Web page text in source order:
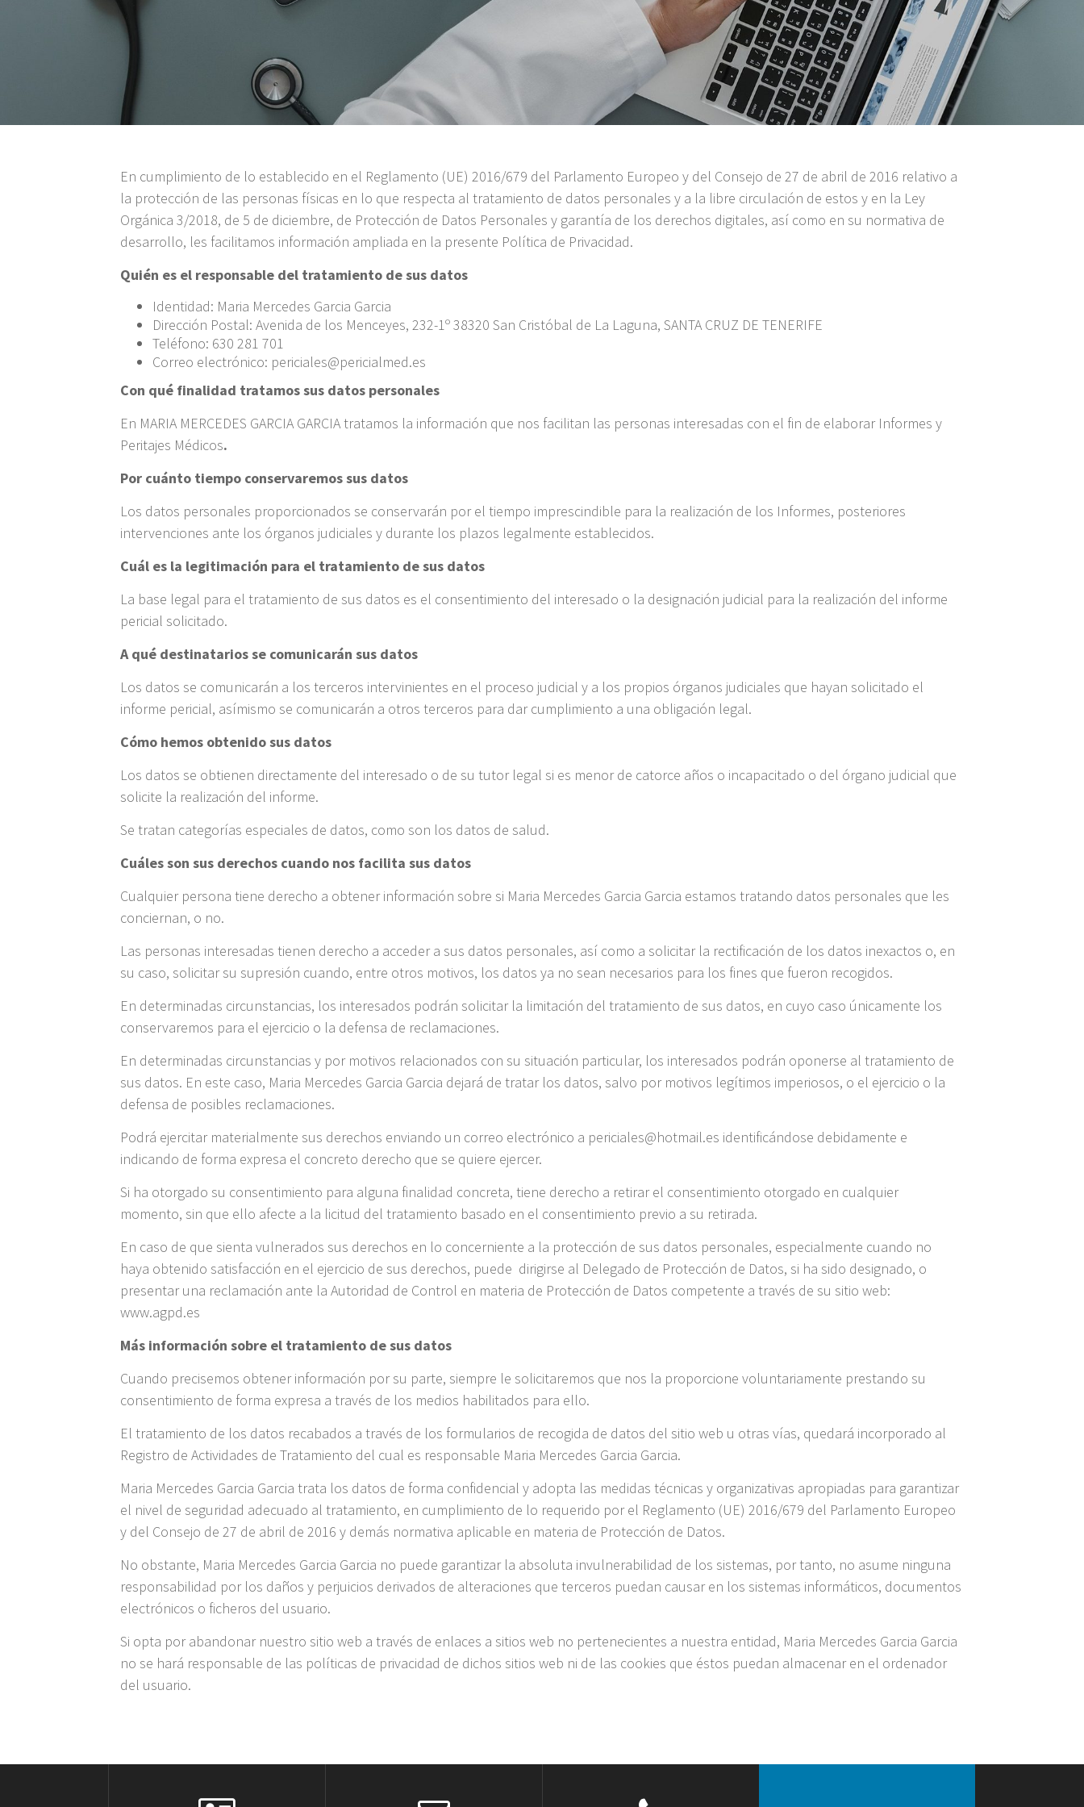
En cumplimiento de lo establecido en el Reglamento (UE) 2016/679 del Parlamento Europeo y del Consejo de 27 de abril de 2016 relativo a
la protección de las personas físicas en lo que respecta al tratamiento de datos personales y a la libre circulación de estos y en la Ley
Orgánica 3/2018, de 5 de diciembre, de Protección de Datos Personales y garantía de los derechos digitales, así como en su normativa de
desarrollo, les facilitamos información ampliada en la presente Política de Privacidad.
Quién es el responsable del tratamiento de sus datos
Identidad: Maria Mercedes Garcia Garcia
Dirección Postal: Avenida de los Menceyes, 232-1º 38320 San Cristóbal de La Laguna, SANTA CRUZ DE TENERIFE
Teléfono: 630 281 701
Correo electrónico: periciales@pericialmed.es
Con qué finalidad tratamos sus datos personales
En MARIA MERCEDES GARCIA GARCIA tratamos la información que nos facilitan las personas interesadas con el fin de elaborar Informes y
Peritajes Médicos.
Por cuánto tiempo conservaremos sus datos
Los datos personales proporcionados se conservarán por el tiempo imprescindible para la realización de los Informes, posteriores
intervenciones ante los órganos judiciales y durante los plazos legalmente establecidos.
Cuál es la legitimación para el tratamiento de sus datos
La base legal para el tratamiento de sus datos es el consentimiento del interesado o la designación judicial para la realización del informe
pericial solicitado.
A qué destinatarios se comunicarán sus datos
Los datos se comunicarán a los terceros intervinientes en el proceso judicial y a los propios órganos judiciales que hayan solicitado el
informe pericial, asímismo se comunicarán a otros terceros para dar cumplimiento a una obligación legal.
Cómo hemos obtenido sus datos
Los datos se obtienen directamente del interesado o de su tutor legal si es menor de catorce años o incapacitado o del órgano judicial que
solicite la realización del informe.
Se tratan categorías especiales de datos, como son los datos de salud.
Cuáles son sus derechos cuando nos facilita sus datos
Cualquier persona tiene derecho a obtener información sobre si Maria Mercedes Garcia Garcia estamos tratando datos personales que les
conciernan, o no.
Las personas interesadas tienen derecho a acceder a sus datos personales, así como a solicitar la rectificación de los datos inexactos o, en
su caso, solicitar su supresión cuando, entre otros motivos, los datos ya no sean necesarios para los fines que fueron recogidos.
En determinadas circunstancias, los interesados podrán solicitar la limitación del tratamiento de sus datos, en cuyo caso únicamente los
conservaremos para el ejercicio o la defensa de reclamaciones.
En determinadas circunstancias y por motivos relacionados con su situación particular, los interesados podrán oponerse al tratamiento de
sus datos. En este caso, Maria Mercedes Garcia Garcia dejará de tratar los datos, salvo por motivos legítimos imperiosos, o el ejercicio o la
defensa de posibles reclamaciones.
Podrá ejercitar materialmente sus derechos enviando un correo electrónico a periciales@hotmail.es identificándose debidamente e
indicando de forma expresa el concreto derecho que se quiere ejercer.
Si ha otorgado su consentimiento para alguna finalidad concreta, tiene derecho a retirar el consentimiento otorgado en cualquier
momento, sin que ello afecte a la licitud del tratamiento basado en el consentimiento previo a su retirada.
En caso de que sienta vulnerados sus derechos en lo concerniente a la protección de sus datos personales, especialmente cuando no
haya obtenido satisfacción en el ejercicio de sus derechos, puede dirigirse al Delegado de Protección de Datos, si ha sido designado, o
presentar una reclamación ante la Autoridad de Control en materia de Protección de Datos competente a través de su sitio web:
www.agpd.es
Más información sobre el tratamiento de sus datos
Cuando precisemos obtener información por su parte, siempre le solicitaremos que nos la proporcione voluntariamente prestando su
consentimiento de forma expresa a través de los medios habilitados para ello.
El tratamiento de los datos recabados a través de los formularios de recogida de datos del sitio web u otras vías, quedará incorporado al
Registro de Actividades de Tratamiento del cual es responsable Maria Mercedes Garcia Garcia.
Maria Mercedes Garcia Garcia trata los datos de forma confidencial y adopta las medidas técnicas y organizativas apropiadas para garantizar
el nivel de seguridad adecuado al tratamiento, en cumplimiento de lo requerido por el Reglamento (UE) 2016/679 del Parlamento Europeo
y del Consejo de 27 de abril de 2016 y demás normativa aplicable en materia de Protección de Datos.
No obstante, Maria Mercedes Garcia Garcia no puede garantizar la absoluta invulnerabilidad de los sistemas, por tanto, no asume ninguna
responsabilidad por los daños y perjuicios derivados de alteraciones que terceros puedan causar en los sistemas informáticos, documentos
electrónicos o ficheros del usuario.
Si opta por abandonar nuestro sitio web a través de enlaces a sitios web no pertenecientes a nuestra entidad, Maria Mercedes Garcia Garcia
no se hará responsable de las políticas de privacidad de dichos sitios web ni de las cookies que éstos puedan almacenar en el ordenador
del usuario.